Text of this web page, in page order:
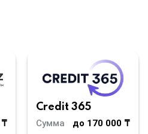
₸
Credit 365
Сумма
до 170 000 ₸